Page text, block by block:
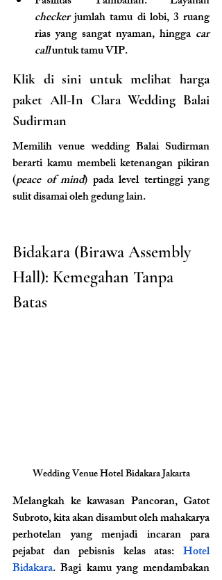
checker jumlah tamu di lobi, 3 ruang
rias yang sangat nyaman, hingga car
call untuk tamu VIP.
Klik di sini untuk melihat harga
paket All-In Clara Wedding Balai
Sudirman
Memilih venue wedding Balai Sudirman
berarti kamu membeli ketenangan pikiran
(peace of mind) pada level tertinggi yang
sulit disamai oleh gedung lain.
Bidakara (Birawa Assembly
Hall): Kemegahan Tanpa
Batas
Wedding Venue Hotel Bidakara Jakarta
Melangkah ke kawasan Pancoran, Gatot
Subroto, kita akan disambut oleh mahakarya
perhotelan yang menjadi incaran para
pejabat dan pebisnis kelas atas: Hotel
Bidakara. Bagi kamu yang mendambakan